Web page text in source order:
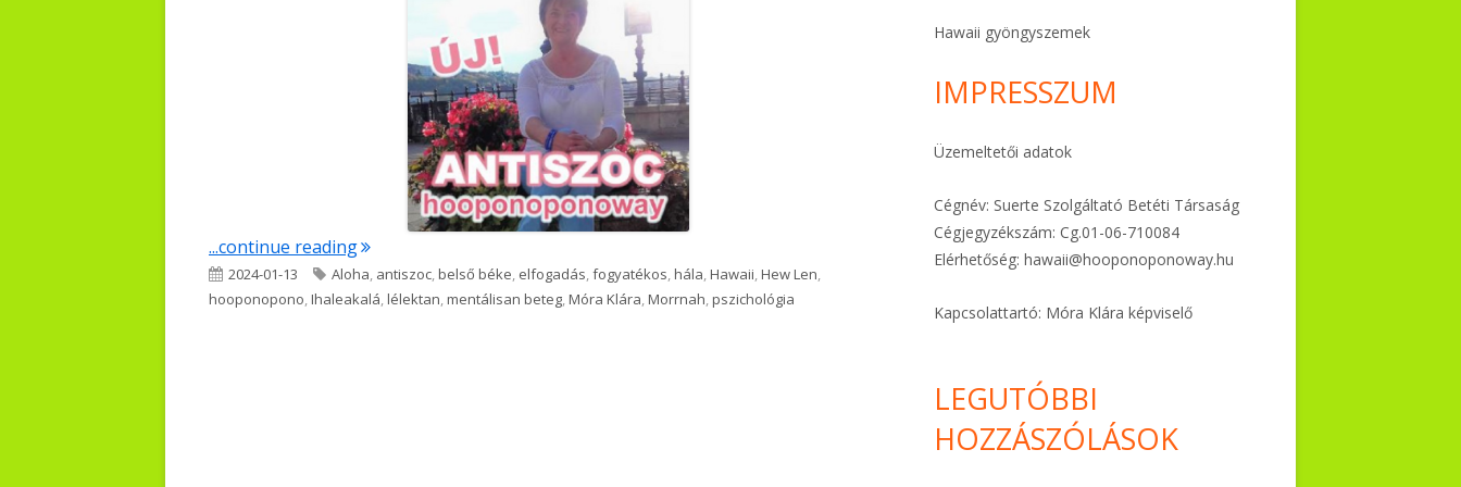
FÉLELEMOLDÓ HO’OPONOPONO
...continue reading"Antiszoc"
Published
on
2024-01-13 Tags
Aloha, antiszoc,belső béke, elfogadás,fogyatékos,hála,Hawaii,Hew Len,
hooponopono,Ihaleakalá,lélektan,mentálisan beteg,Móra Klára,Morrnah,pszichológia
Hawaii gyöngyszemek
IMPRESSZUM
Üzemeltetői adatok
Cégnév: Suerte Szolgáltató Betéti Társaság
Cégjegyzékszám: Cg.01-06-710084
Elérhetőség:hawaii@hooponoponoway.hu
Kapcsolattartó: Móra Klára képviselő
LEGUTÓBBI
HOZZÁSZÓLÁSOK